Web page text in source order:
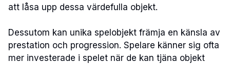
att låsa upp dessa värdefulla objekt.
Dessutom kan unika spelobjekt främja en känsla av
prestation och progression. Spelare känner sig ofta
mer investerade i spelet när de kan tjäna objekt